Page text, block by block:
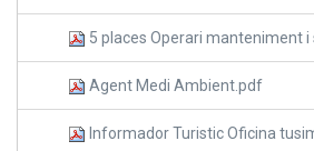
5 places Operari manteniment
Agent Medi Ambient.pdf
Informador Turistic Oficina